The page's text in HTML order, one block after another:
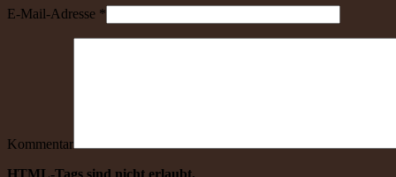
E-Mail-Adresse *
Kommentar